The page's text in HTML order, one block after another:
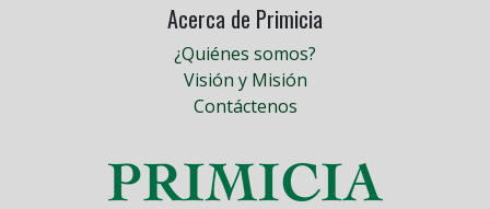
Acerca de Primicia
¿Quiénes somos?
Visión y Misión
Contáctenos